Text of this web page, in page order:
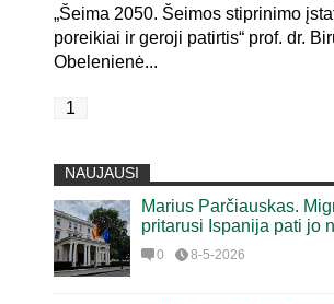
„Šeima 2050. Šeimos stiprinimo
poreikiai ir geroji patirtis“ prof. dr.
Obelenienė...
1
NAUJAUSI
Marius Parčiauskas.
pritarusi Ispanija pati jo
0 8-5-2026